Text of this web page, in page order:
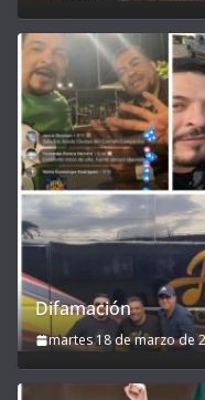
Difamación
martes 18 de marzo de